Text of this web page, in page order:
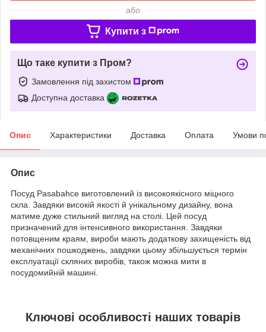
або
Купити з
Що таке купити з Пром?
Замовлення під захистом
Доступна доставка
Опис Характеристики Доставка Оплата Умови
Опис
Посуд Pasabahce виготовлений із високоякісного міцного
скла. Завдяки високій якості й унікальному дизайну, вона
матиме дуже стильний вигляд на столі. Цей посуд
призначений для інтенсивного використання. Завдяки
потовщеним краям, вироби мають додаткову захищеність від
механічних пошкоджень, завдяки цьому збільшується термін
експлуатації скляних виробів, також можна мити в
посудомийній машині.
Ключові особливості наших товарів